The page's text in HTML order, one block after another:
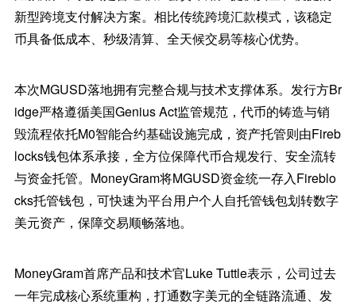
新型跨境支付解决方案。相比传统跨境汇款模式，该稳定
币具备低成本、秒级清算、全天候交易等核心优势。
本次MGUSD落地拥有完整合规与技术支撑体系。发行方Br
idge严格遵循美国Genius Act监管规范，代币的铸造与销
毁流程依托M0智能合约基础设施完成，资产托管则由Fireb
locks钱包体系承接，全方位保障代币合规发行、安全流转
与资金托管。MoneyGram将MGUSD资金统一存入Fireblo
cks托管钱包，可快速为平台用户个人自托管钱包划转数字
美元资产，保障交易顺畅落地。
MoneyGram首席产品和技术官Luke Tuttle表示，公司过去
一年完成核心系统重构，打通数字美元的全链路流通、发